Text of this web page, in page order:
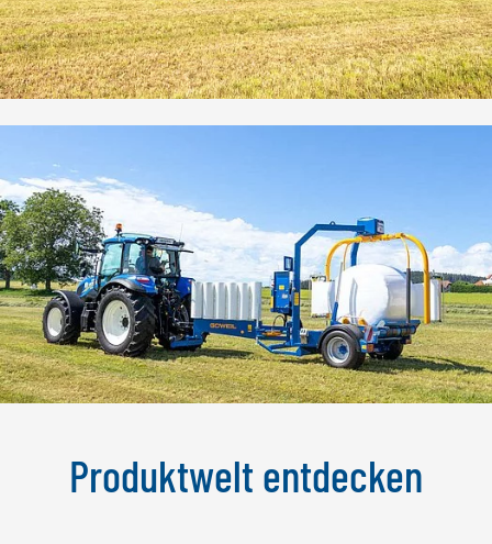
Produktwelt entdecken